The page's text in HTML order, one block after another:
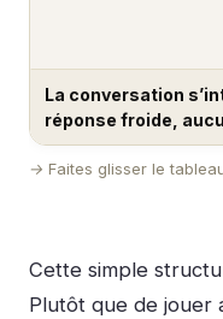
La conversation
réponse froide,
→ Faites glisser le
Cette simple
Plutôt que de jouer